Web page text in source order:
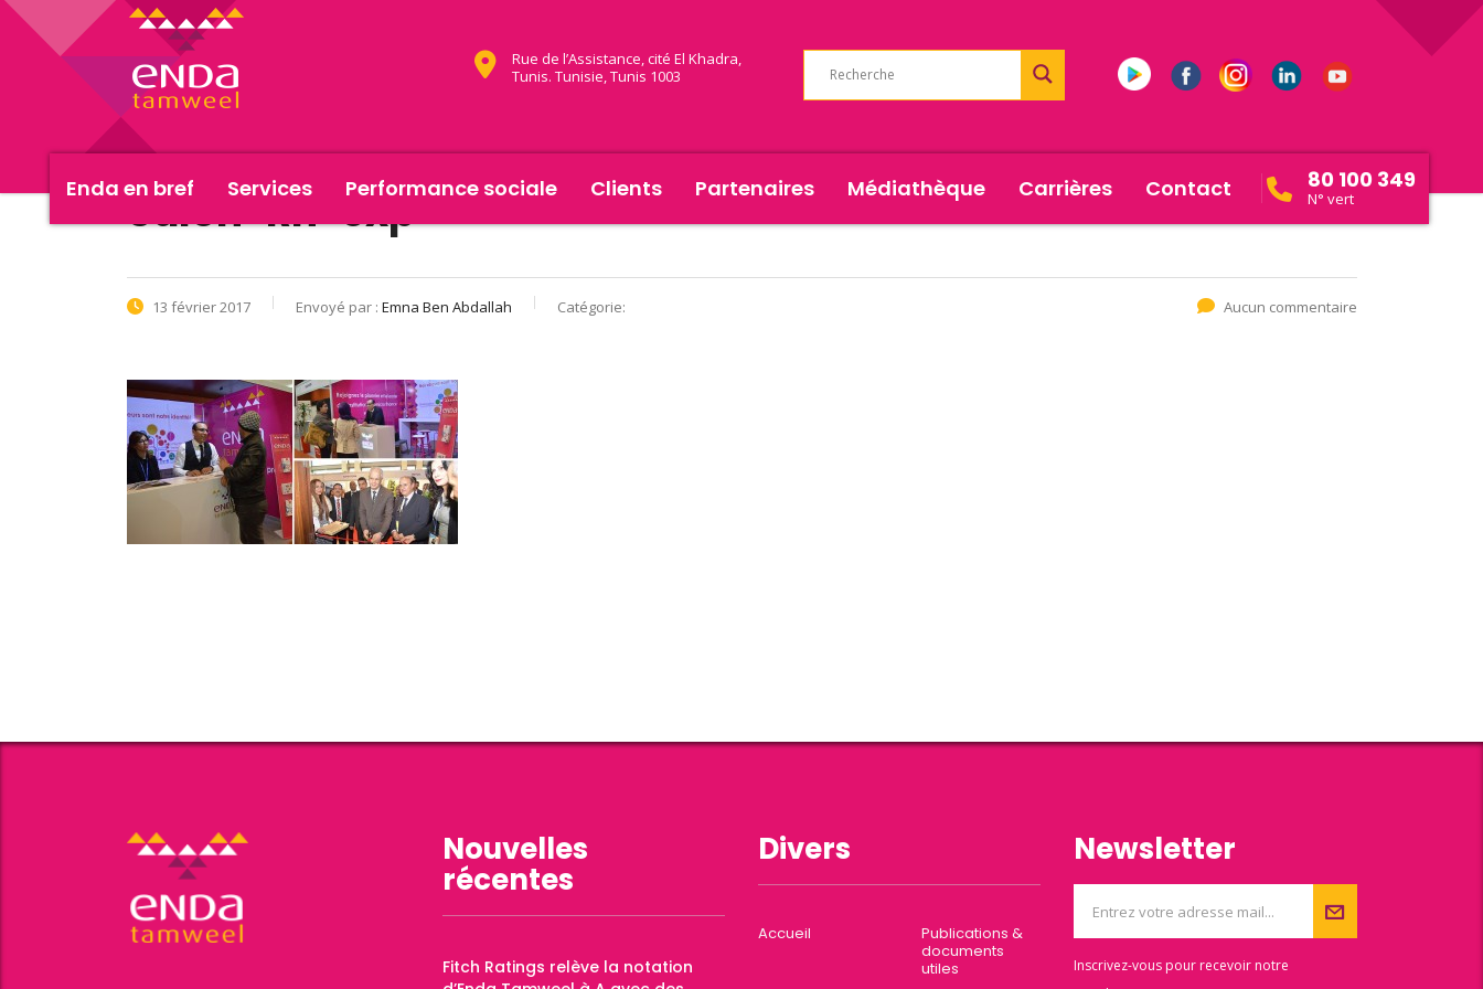
Rue de l’Assistance, cité El Khadra,
Tunis. Tunisie, Tunis 1003
Enda en bref Services Performance sociale Clients Partenaires Médiathèque Carrières Contact 80 100 349
N° vert
Salon-Rh-exp
13 février 2017 Envoyé par : Emna Ben Abdallah Catégorie: Aucun commentaire
Nouvelles
récentes
Fitch Ratings relève la notation
Divers
Accueil
Publications &
documents
utiles
Newsletter
Inscrivez-vous pour recevoir notre